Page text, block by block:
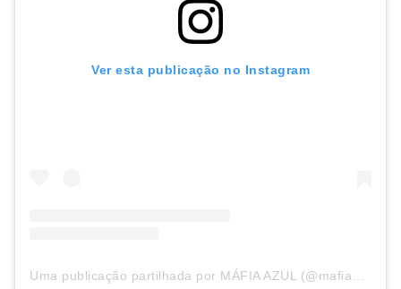
Ver esta publicação no Instagram